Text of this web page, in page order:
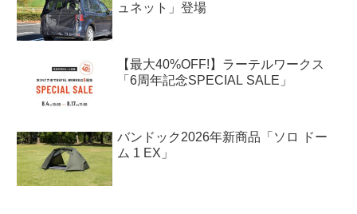
ュネット」登場
【最大40%OFF!】ラーテルワークス
「6周年記念SPECIAL SALE」
バンドック2026年新商品「ソロ ドー
ム 1 EX」